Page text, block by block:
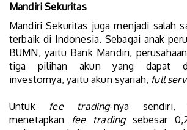
Mandiri Sekuritas
Mandiri Sekuritas juga menjadi salah
terbaik di Indonesia. Sebagai anak
BUMN, yaitu Bank Mandiri,
tiga pilihan akun yang dapat
investornya, yaitu akun syariah, full
Untuk fee trading-nya sendiri,
menetapkan fee tradingsebesar